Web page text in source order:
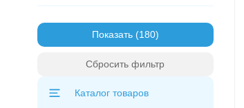
Показать
Сбросить фильтр
Каталог товаров